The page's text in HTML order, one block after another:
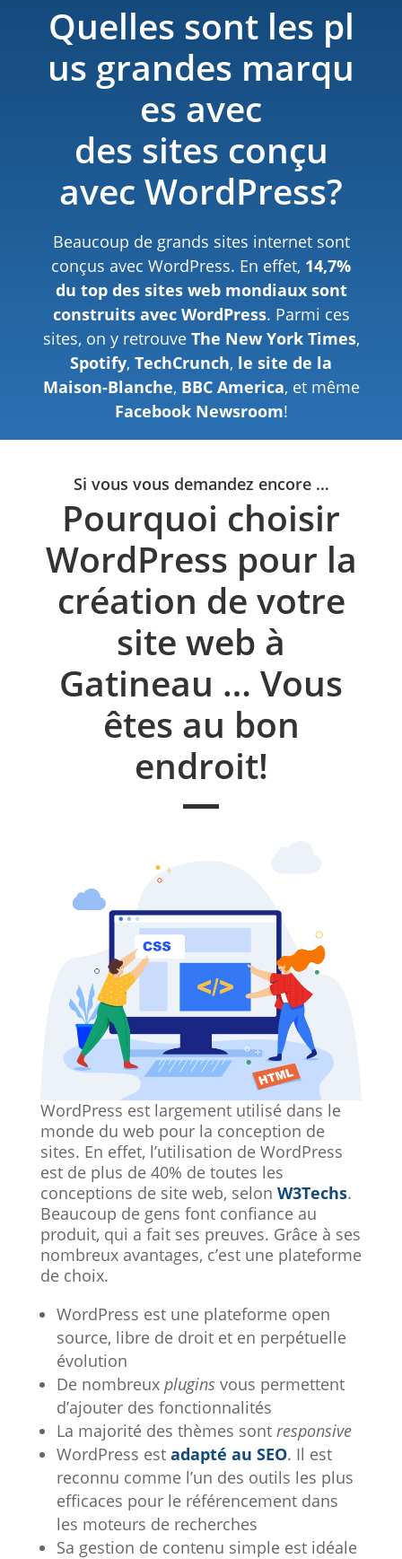
Quelles sont les pl
us grandes marqu
es avec
des sites conçu
avec WordPress?
Beaucoup de grands sites internet sont
conçus avec WordPress. En effet, 14,7%
du top des sites web mondiaux sont
construits avec WordPress. Parmi ces
sites, on y retrouve The New York Times,
Spotify, TechCrunch, le site de la
Maison-Blanche, BBC America, et même
Facebook Newsroom!
Si vous vous demandez encore …
Pourquoi choisir
WordPress pour la
création de votre
site web à
Gatineau … Vous
êtes au bon
endroit!
WordPress est largement utilisé dans le
monde du web pour la conception de
sites. En effet, l’utilisation de WordPress
est de plus de 40% de toutes les
conceptions de site web, selon W3Techs.
Beaucoup de gens font confiance au
produit, qui a fait ses preuves. Grâce à ses
nombreux avantages, c’est une plateforme
de choix.
WordPress est une plateforme open
source, libre de droit et en perpétuelle
évolution
De nombreux plugins vous permettent
d’ajouter des fonctionnalités
La majorité des thèmes sont responsive
WordPress est adapté au SEO. Il est
reconnu comme l’un des outils les plus
efficaces pour le référencement dans
les moteurs de recherches
Sa gestion de contenu simple est idéale